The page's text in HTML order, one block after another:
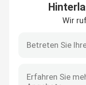
Wir